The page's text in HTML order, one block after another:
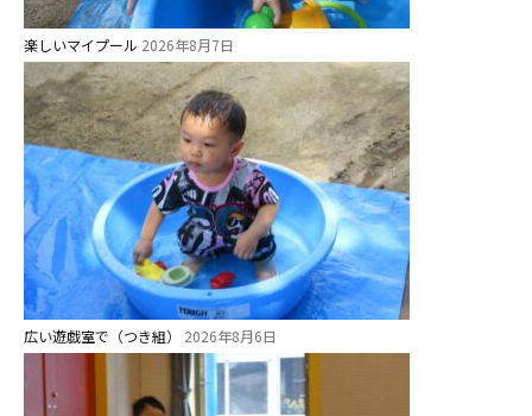
楽しいマイプール 2026年8月7日
広い遊戯室で（つき組） 2026年8月6日